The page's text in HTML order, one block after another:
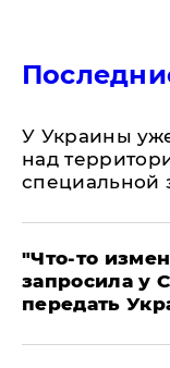
У Украины
над
специальной
​"Что-то
запросила у
передать